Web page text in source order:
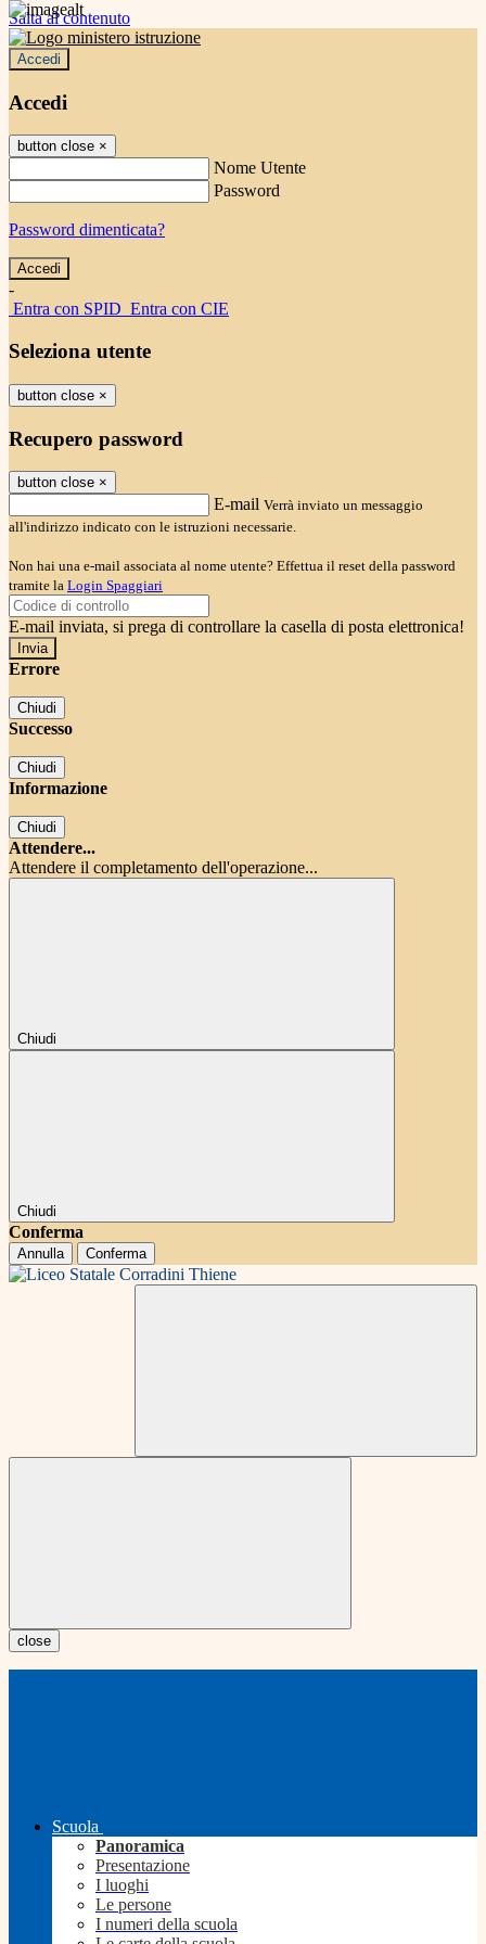
Salta al contenuto
Accedi
Accedi
button close ×
Nome Utente
Password
Password dimenticata?
-
Entra con SPID Entra con CIE
Seleziona utente
button close ×
Recupero password
button close ×
E-mail Verrà inviato un messaggio
all'indirizzo indicato con le istruzioni necessarie.
Non hai una e-mail associata al nome utente? Effettua il reset della password
tramite la Login Spaggiari
E-mail inviata, si prega di controllare la casella di posta elettronica!
Errore
Chiudi
Successo
Chiudi
Informazione
Chiudi
Attendere...
Attendere il completamento dell'operazione...
Chiudi
Chiudi
Conferma
Annulla Conferma
close
Scuola
Panoramica
Presentazione
I luoghi
Le persone
I numeri della scuola